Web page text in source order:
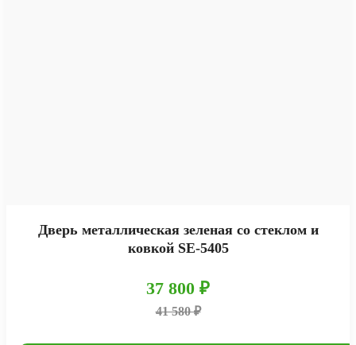
Дверь металлическая зеленая со стеклом и
ковкой SE-5405
37 800 ₽
41 580 ₽